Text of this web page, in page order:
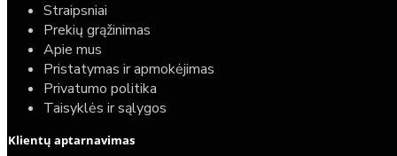
Straipsniai
Prekių grąžinimas
Apie mus
Pristatymas ir apmokėjimas
Privatumo politika
Taisyklės ir sąlygos
Klientų aptarnavimas